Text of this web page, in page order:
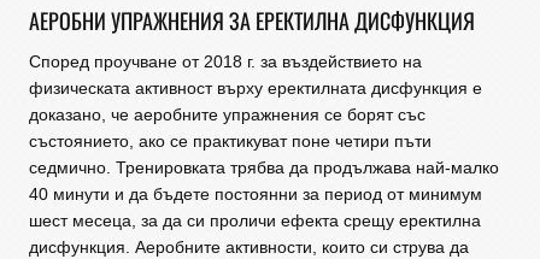
АЕРОБНИ УПРАЖНЕНИЯ ЗА ЕРЕКТИЛНА ДИСФУНКЦИЯ
Според проучване от 2018 г. за въздействието на
физическата активност върху еректилната дисфункция е
доказано, че аеробните упражнения се борят със
състоянието, ако се практикуват поне четири пъти
седмично. Тренировката трябва да продължава най-малко
40 минути и да бъдете постоянни за период от минимум
шест месеца, за да си проличи ефекта срещу еректилна
дисфункция. Аеробните активности, които си струва да